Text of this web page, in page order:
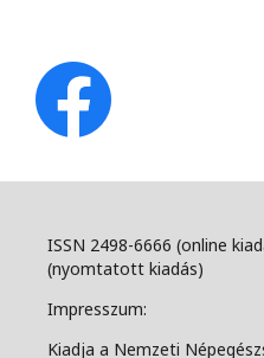
ISSN 2498-6666 (online
(nyomtatott kiadás)
Impresszum:
Kiadja a Nemzeti